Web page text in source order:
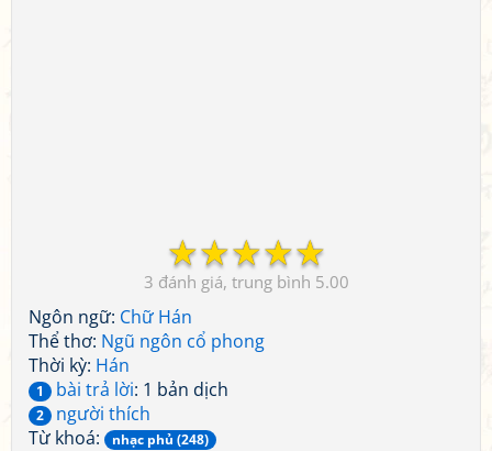
☆
☆
☆
☆
☆
3 5.00
Ngôn ngữ: Chữ Hán
Thể thơ: Ngũ ngôn cổ phong
Thời kỳ: Hán
1 bài trả lời: 1 bản dịch
2
người thích
Từ khoá:
nhạc phủ (248)